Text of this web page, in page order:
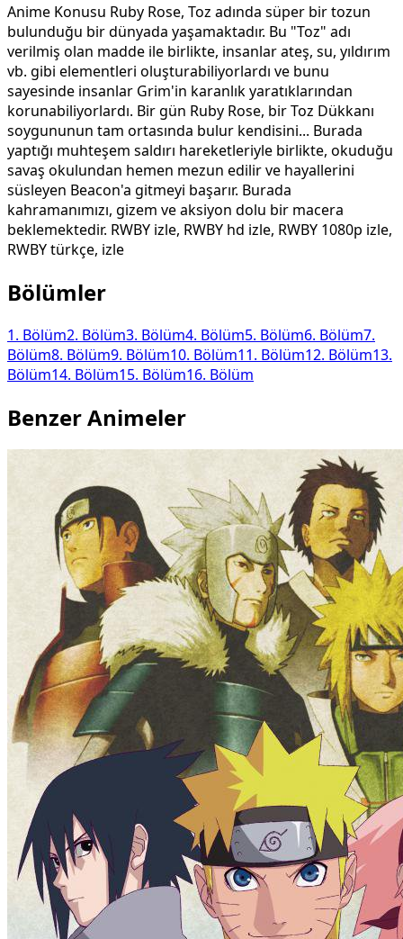
Anime Konusu Ruby Rose, Toz adında süper bir tozun
bulunduğu bir dünyada yaşamaktadır. Bu "Toz" adı
verilmiş olan madde ile birlikte, insanlar ateş, su, yıldırım
vb. gibi elementleri oluşturabiliyorlardı ve bunu
sayesinde insanlar Grim'in karanlık yaratıklarından
korunabiliyorlardı. Bir gün Ruby Rose, bir Toz Dükkanı
soygununun tam ortasında bulur kendisini... Burada
yaptığı muhteşem saldırı hareketleriyle birlikte, okuduğu
savaş okulundan hemen mezun edilir ve hayallerini
süsleyen Beacon'a gitmeyi başarır. Burada
kahramanımızı, gizem ve aksiyon dolu bir macera
beklemektedir. RWBY izle, RWBY hd izle, RWBY 1080p izle,
RWBY türkçe, izle
Bölümler
1. Bölüm2. Bölüm3. Bölüm4. Bölüm5. Bölüm6. Bölüm7.
Bölüm8. Bölüm9. Bölüm10. Bölüm11. Bölüm12. Bölüm13.
Bölüm14. Bölüm15. Bölüm16. Bölüm
Benzer Animeler